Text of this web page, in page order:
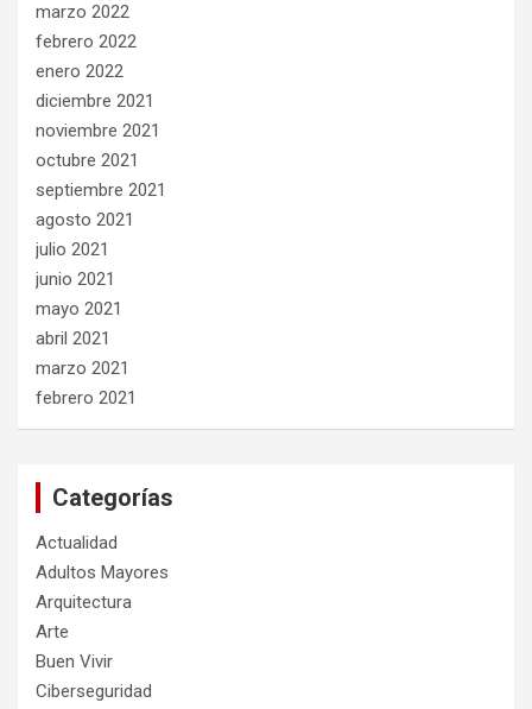
marzo 2022
febrero 2022
enero 2022
diciembre 2021
noviembre 2021
octubre 2021
septiembre 2021
agosto 2021
julio 2021
junio 2021
mayo 2021
abril 2021
marzo 2021
febrero 2021
Categorías
Actualidad
Adultos Mayores
Arquitectura
Arte
Buen Vivir
Ciberseguridad